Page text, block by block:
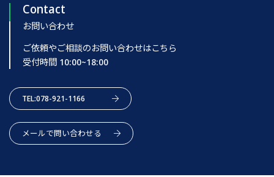
Contact
お問い合わせ
ご依頼やご相談のお問い合わせはこちら
受付時間 10:00~18:00
TEL:078-921-1166
メールで問い合わせる